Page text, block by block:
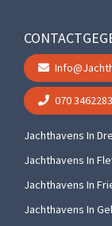
070 3462283
Jachthavens In
Jachthavens In
Jachthavens In
Jachthavens In